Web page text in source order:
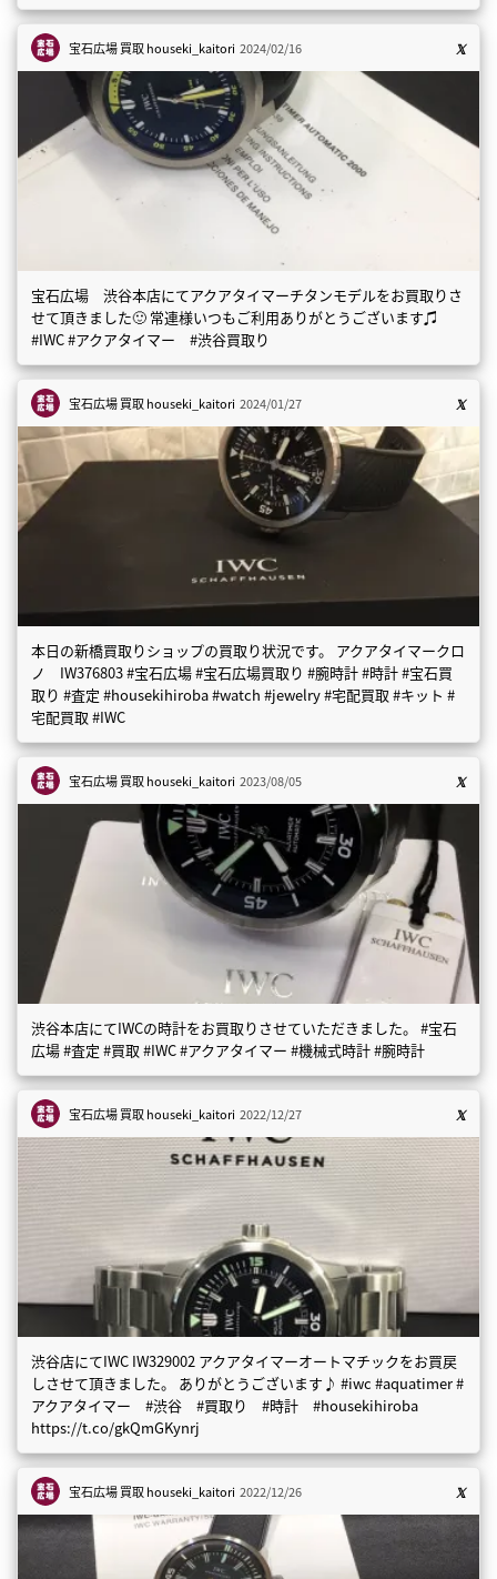
宝石広場 買取houseki_kaitori 2024/02/16
宝石広場 渋谷本店にてアクアタイマーチタンモデルをお買取りさ
せて頂きました🙂 常連様いつもご利用ありがとうございます♫
#IWC #アクアタイマー #渋谷買取り
宝石広場 買取houseki_kaitori 2024/01/27
本日の新橋買取りショップの買取り状況です。 アクアタイマークロ
ノ IW376803 #宝石広場 #宝石広場買取り #腕時計 #時計 #宝石買
取り #査定 #housekihiroba #watch #jewelry #宅配買取 #キット #
宅配買取 #IWC
宝石広場 買取houseki_kaitori 2023/08/05
渋谷本店にてIWCの時計をお買取りさせていただきました。 #宝石
広場 #査定 #買取 #IWC #アクアタイマー #機械式時計 #腕時計
宝石広場 買取houseki_kaitori 2022/12/27
渋谷店にてIWC IW329002 アクアタイマーオートマチックをお買戻
しさせて頂きました。 ありがとうございます♪ #iwc #aquatimer #
アクアタイマー #渋谷 #買取り #時計 #housekihiroba
https://t.co/gkQmGKynrj
宝石広場 買取houseki_kaitori 2022/12/26